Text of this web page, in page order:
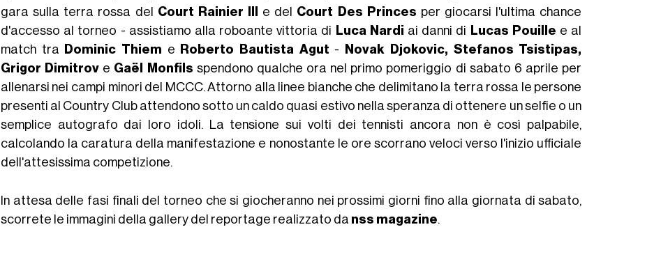
gara sulla terra rossa del Court Rainier III e del Court Des Princes per giocarsi l'ultima chance
d'accesso al torneo - assistiamo alla roboante vittoria di
Luca Nardi ai danni di Lucas Pouille e al
match tra
Dominic Thiem e Roberto Bautista Agut -
Novak Djokovic, Stefanos Tsistipas,
Grigor Dimitrov e Gaël Monfils spendono qualche ora nel primo pomeriggio di sabato 6 aprile per
allenarsi nei campi minori del MCCC. Attorno alla linee bianche che delimitano la terra rossa le persone
presenti al Country Club attendono sotto un caldo quasi estivo nella speranza di ottenere un selfie o un
semplice autografo dai loro idoli. La tensione sui volti dei tennisti ancora non è così palpabile,
calcolando la caratura della manifestazione e nonostante le ore scorrano veloci verso l'inizio ufficiale
dell'attesissima competizione.
In attesa delle fasi finali del torneo che si giocheranno nei prossimi giorni fino alla giornata di sabato,
scorrete le immagini della gallery del reportage realizzato da nss magazine.